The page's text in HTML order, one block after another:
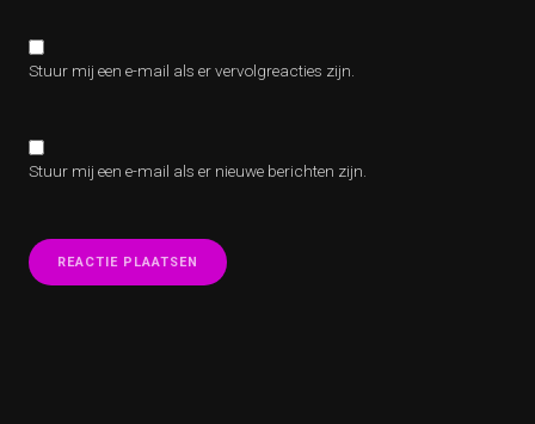
Stuur mij een e-mail als er vervolgreacties zijn.
Stuur mij een e-mail als er nieuwe berichten zijn.